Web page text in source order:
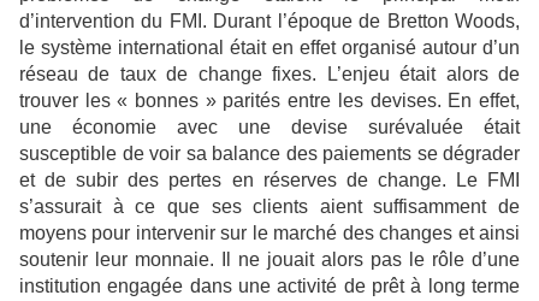
d’intervention du FMI. Durant l’époque de Bretton Woods,
le système international était en effet organisé autour d’un
réseau de taux de change fixes. L’enjeu était alors de
trouver les « bonnes » parités entre les devises. En effet,
une économie avec une devise surévaluée était
susceptible de voir sa balance des paiements se dégrader
et de subir des pertes en réserves de change. Le FMI
s’assurait à ce que ses clients aient suffisamment de
moyens pour intervenir sur le marché des changes et ainsi
soutenir leur monnaie. Il ne jouait alors pas le rôle d’une
institution engagée dans une activité de prêt à long terme